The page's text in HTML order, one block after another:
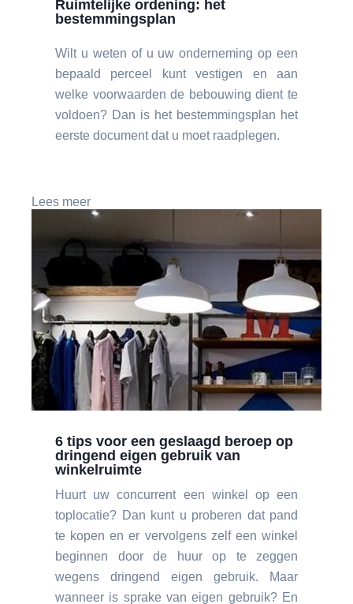
Ruimtelijke ordening: het
bestemmingsplan
Wilt u weten of u uw onderneming op een
bepaald perceel kunt vestigen en aan
welke voorwaarden de bebouwing dient te
voldoen? Dan is het bestemmingsplan het
eerste document dat u moet raadplegen.
Lees meer
6 tips voor een geslaagd beroep op
dringend eigen gebruik van
winkelruimte
Huurt uw concurrent een winkel op een
toplocatie? Dan kunt u proberen dat pand
te kopen en er vervolgens zelf een winkel
beginnen door de huur op te zeggen
wegens dringend eigen gebruik. Maar
wanneer is sprake van eigen gebruik? En